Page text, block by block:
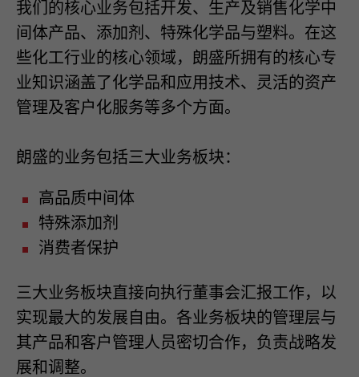
我们的核心业务包括开发、生产及销售化学中
间体产品、添加剂、特殊化学品与塑料。在这
些化工行业的核心领域，朗盛所拥有的核心专
业知识涵盖了化学品和应用技术、灵活的资产
管理及客户化服务等多个方面。
朗盛的业务包括三大业务板块：
高品质中间体
特殊添加剂
消费者保护
三大业务板块直接向执行董事会汇报工作，以
实现最大的发展自由。各业务板块的管理层与
其产品和客户管理人员密切合作，负责战略发
展和调整。